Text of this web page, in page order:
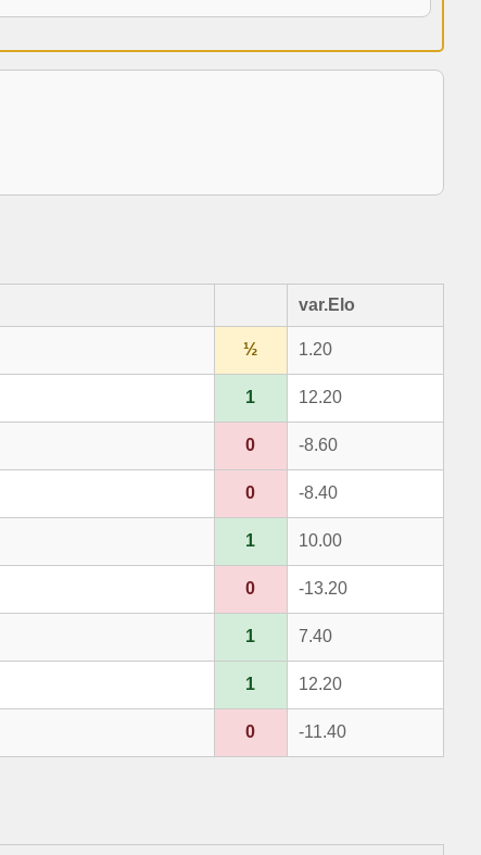
var.Elo
½ 1.20
1 12.20
0 -8.60
0 -8.40
1 10.00
0 -13.20
1 7.40
1 12.20
0 -11.40